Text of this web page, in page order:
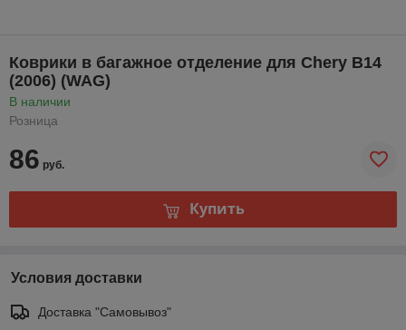
Коврики в багажное отделение для Chery B14
(2006) (WAG)
В наличии
Розница
86 руб.
Купить
Условия доставки
Доставка "Самовывоз"